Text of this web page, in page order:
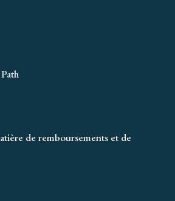
de remboursements et de